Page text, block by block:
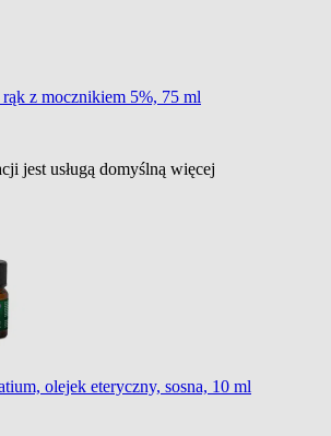
z mocznikiem 5%, 75 ml
jest usługą domyślną więcej
olejek eteryczny, sosna, 10 ml